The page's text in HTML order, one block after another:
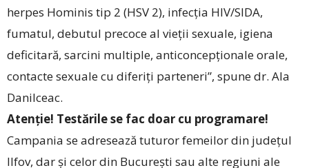
herpes Hominis tip 2 (HSV 2), infecția ­HIV/­SIDA,
fumatul, debutul precoce al vieții sexuale, igiena
deficitară, sarcini multiple, anticoncepționale orale,
contacte sexuale cu diferiți parteneri”, spune dr. Ala
Danilceac.
Atenție! Testările se fac doar cu programare!
Campania se adresează tuturor femeilor din județul
Ilfov, dar și celor din București sau alte regiuni ale